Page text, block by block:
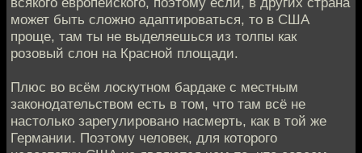
может быть сложно адаптироваться, то в США
проще, там ты не выделяешься из толпы как
розовый слон на Красной площади.
Плюс во всём лоскутном бардаке с местным
законодательством есть в том, что там всё не
настолько зарегулировано насмерть, как в той же
Германии. Поэтому человек, для которого